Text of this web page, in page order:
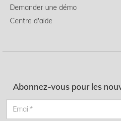
Demander une démo
Centre d'aide
Abonnez-vous pour les